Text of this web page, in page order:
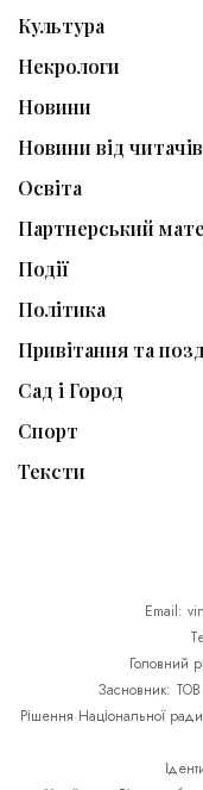
Культура
Некрологи
Новини
Новини від читачів
Освіта
Партнерський
Події
Політика
Привітання та
Сад і Город
Спорт
Тексти
Email:
Головний
Засновник:
Рішення Національної